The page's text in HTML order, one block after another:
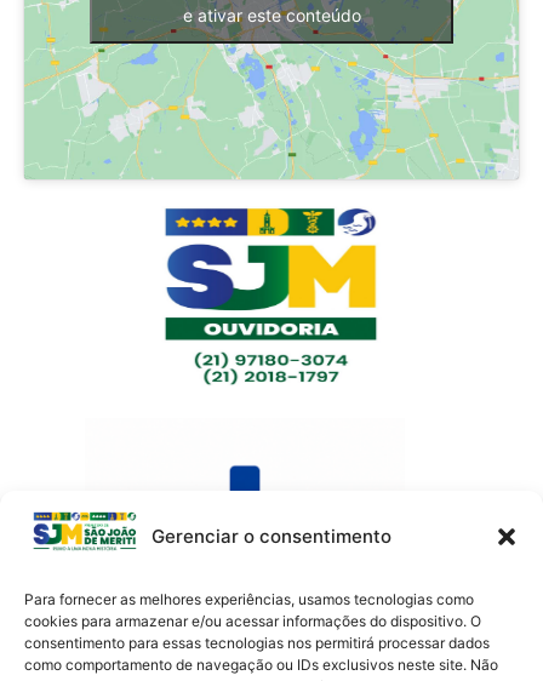
Gerenciar o consentimento
Para fornecer as melhores experiências, usamos tecnologias como
cookies para armazenar e/ou acessar informações do dispositivo. O
consentimento para essas tecnologias nos permitirá processar dados
como comportamento de navegação ou IDs exclusivos neste site. Não
e ativar este conteúdo
Av. Presidente Lincoln, 899 – Jardim Meriti